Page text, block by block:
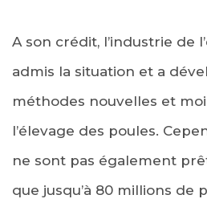
A son crédit, l’industrie de
admis la situation et a
méthodes nouvelles et
l’élevage des poules.
ne sont pas également
que jusqu’à 80 millions de